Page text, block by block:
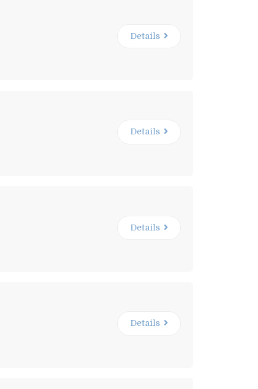
Details
Details
Details
Details